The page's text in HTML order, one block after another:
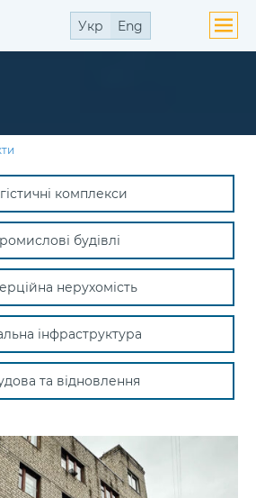
Укр Eng
комплекси
будівлі
нерухомість
інфраструктура
та відновлення